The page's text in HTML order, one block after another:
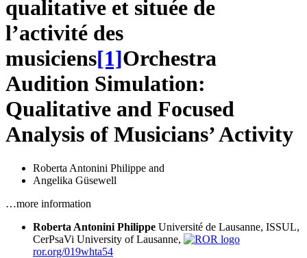
qualitative et située de
l’activité des
musiciens[1]Orchestra
Audition Simulation:
Qualitative and Focused
Analysis of Musicians’ Activity
Roberta Antonini Philippe and
Angelika Güsewell
…more information
Roberta Antonini Philippe Université de Lausanne, ISSUL,
CerPsaVi University of Lausanne,
ror.org/019whta54